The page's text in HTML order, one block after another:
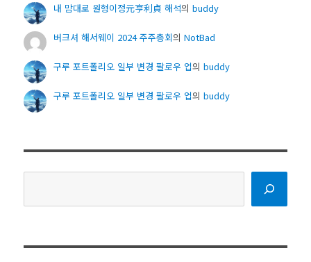
내 맘대로 원형이정元亨利貞 해석의 buddy
버크셔 해서웨이 2024 주주총회의 NotBad
구루 포트폴리오 일부 변경 팔로우 업의 buddy
구루 포트폴리오 일부 변경 팔로우 업의 buddy